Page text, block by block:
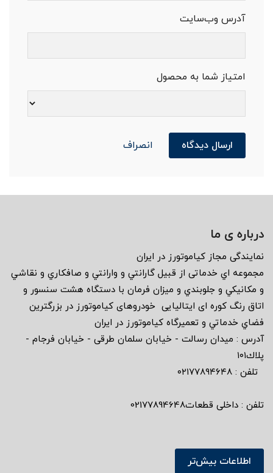
آدرس وب‌سایت
امتیاز شما به محصول
ارسال دیدگاه انصراف
درباره ی ما
نمايندگى مجاز كياموتورز در ايران
مجموعه اي خدماتى از قبيل گارانتي و وارانتي و صافكاري و نقاشي
و مكانيكي و جلوبندي و ميزان فرمان با دستگاه هشت سنسور و
اتاق رنگ كوره اى ايتاليايى خودروهاى كياموتورز در بزرگترين
فضاي خدماتي و تعميرگاه كياموتورز در ايران
آدرس : ميدان رسالت - خيابان سلمان طرقى - خيابان فرجام -
پلاك١٠١
تلفن : ٠٢١٧٧٨٩٤٦٤٨
تلفن : داخلی قطعات02177894648
اطلاعات بیش‌تر